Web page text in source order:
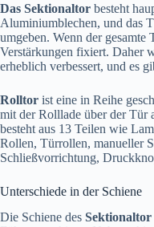
Das Sektionaltor besteht
Aluminiumblechen, und das
umgeben. Wenn der
Verstärkungen fixiert. Daher
erheblich verbessert, und es
Rolltor ist eine in Reihe
mit der Rolllade über der Tür
besteht aus 13 Teilen wie
Rollen, Türrollen, manueller
Schließvorrichtung,
Unterschiede in der Schiene
Die Schiene des Sektionaltor